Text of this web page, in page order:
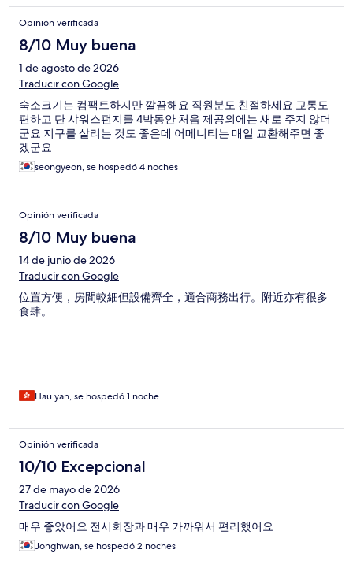
Opinión verificada
8/10 Muy buena
1 de agosto de 2026
Traducir con Google
숙소크기는 컴팩트하지만 깔끔해요 직원분도 친절하세요 교통도
편하고 단 샤워스펀지를 4박동안 처음 제공외에는 새로 주지 않더
군요 지구를 살리는 것도 좋은데 어메니티는 매일 교환해주면 좋
겠군요
seongyeon, se hospedó 4 noches
Opinión verificada
8/10 Muy buena
14 de junio de 2026
Traducir con Google
位置方便，房間較細但設備齊全，適合商務出行。附近亦有很多
食肆。
Hau yan, se hospedó 1 noche
Opinión verificada
10/10 Excepcional
27 de mayo de 2026
Traducir con Google
매우 좋았어요 전시회장과 매우 가까워서 편리했어요
Jonghwan, se hospedó 2 noches